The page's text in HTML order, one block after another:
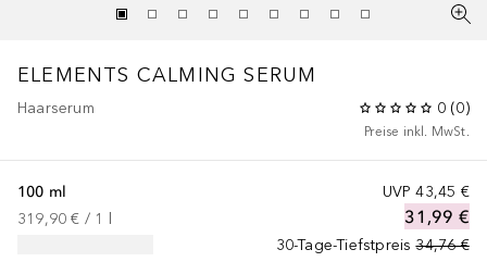
ELEMENTS CALMING SERUM
Haarserum 0 (0)
Preise inkl. MwSt.
UVP 43,45 €
31,99 €
30-Tage-Tiefstpreis 34,76 €
100 ml
319,90 € / 1